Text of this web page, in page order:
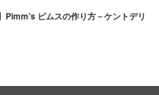
Pimm’s ピムスの作り方－ケントデリ